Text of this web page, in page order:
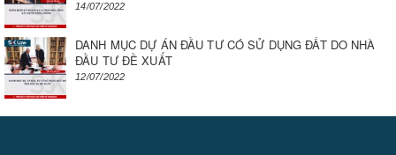
14/07/2022
DANH MỤC DỰ ÁN ĐẦU TƯ CÓ SỬ DỤNG ĐẤT DO NHÀ
ĐẦU TƯ ĐỀ XUẤT
12/07/2022